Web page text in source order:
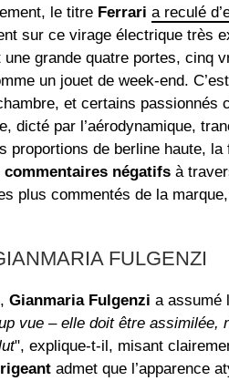
le titre Ferrari a reculé
sur ce virage électrique très
une grande quatre portes, cinq
un jouet de week-end.
et certains passionnés
dicté par l’aérodynamique,
proportions de berline haute,
commentaires négatifs à
plus commentés de la
FULGENZI
Gianmaria Fulgenzi a assumé
vue – elle doit être assimilée,
", explique-t-il, misant
admet que l’apparence